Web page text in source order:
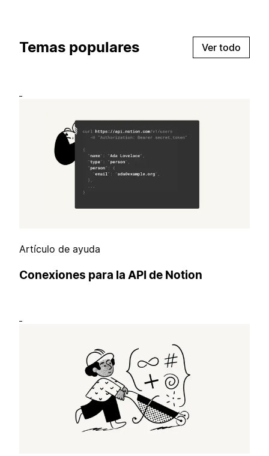
Temas populares Ver todo
Artículo de ayuda
Conexiones para la API de Notion